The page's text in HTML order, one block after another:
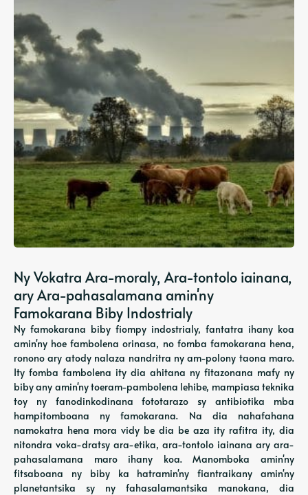
Ny Vokatra Ara-moraly, Ara-tontolo iainana,
ary Ara-pahasalamana amin'ny
Famokarana Biby Indostrialy
Ny famokarana biby fiompy indostrialy, fantatra ihany koa
amin'ny hoe fambolena orinasa, no fomba famokarana hena,
ronono ary atody nalaza nandritra ny am-polony taona maro.
Ity fomba fambolena ity dia ahitana ny fitazonana mafy ny
biby any amin'ny toeram-pambolena lehibe, mampiasa teknika
toy ny fanodinkodinana fototarazo sy antibiotika mba
hampitomboana ny famokarana. Na dia nahafahana
namokatra hena mora vidy be dia be aza ity rafitra ity, dia
nitondra voka-dratsy ara-etika, ara-tontolo iainana ary ara-
pahasalamana maro ihany koa. Manomboka amin'ny
fitsaboana ny biby ka hatramin'ny fiantraikany amin'ny
planetantsika sy ny fahasalamantsika manokana, dia